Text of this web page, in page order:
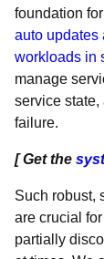
foundation
auto updates
workloads in
manage
service
failure.
[ Get the
Such robust,
are crucial for
partially